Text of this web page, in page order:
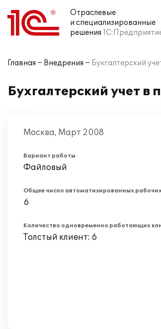
Отраслевые
и специализированные
решения
Главная Внедрения Бухгалтерский
Бухгалтерский учет
Москва, Март 2008
Вариант работы
Файловый
Общее число автоматизированных
6
Количество одновременно работающих
Толстый клиент: 6